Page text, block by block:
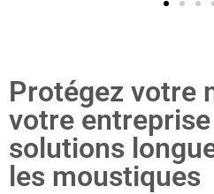
Protégez votre
votre
solutions
les moustiques